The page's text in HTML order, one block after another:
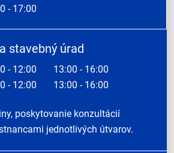
- 17:00
stavebný úrad
- 12:00
13:00 - 16:00
- 12:00 13:00 - 16:00
poskytovanie konzultácií
jednotlivých útvarov.